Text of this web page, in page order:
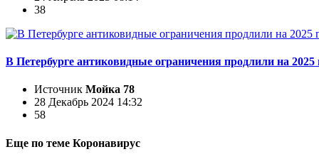
38
В Петербурге антиковидные ограничения продлили на 2025
Источник Мойка 78
28 Декабрь 2024 14:32
58
Еще по теме Коронавирус